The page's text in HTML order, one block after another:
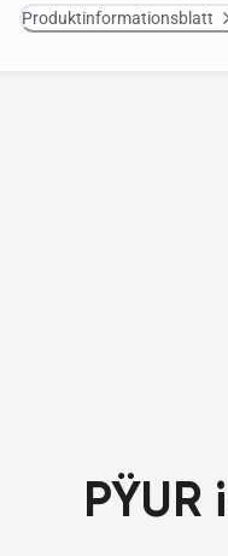
Produktinformationsblatt